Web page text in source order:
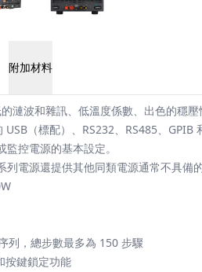
附加材料
漣波和雜訊、低溫度係數、出色的穩
USB（標配）、RS232、RS485、
控電源的基本設定。
電源還提供其他同類電源通常不具
列，總步數最多為 150 步驟
按鍵鎖定功能